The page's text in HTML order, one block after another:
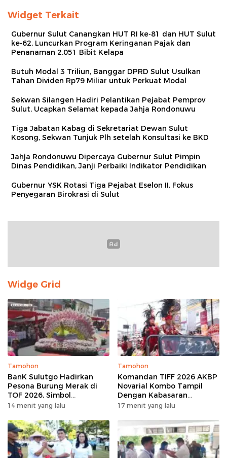
Widget Terkait
Gubernur Sulut Canangkan HUT RI ke-81 dan HUT Sulut
ke-62, Luncurkan Program Keringanan Pajak dan
Penanaman 2.051 Bibit Kelapa
Butuh Modal 3 Triliun, Banggar DPRD Sulut Usulkan
Tahan Dividen Rp79 Miliar untuk Perkuat Modal
Sekwan Silangen Hadiri Pelantikan Pejabat Pemprov
Sulut, Ucapkan Selamat kepada Jahja Rondonuwu
Tiga Jabatan Kabag di Sekretariat Dewan Sulut
Kosong, Sekwan Tunjuk Plh setelah Konsultasi ke BKD
Jahja Rondonuwu Dipercaya Gubernur Sulut Pimpin
Dinas Pendidikan, Janji Perbaiki Indikator Pendidikan
Gubernur YSK Rotasi Tiga Pejabat Eselon II, Fokus
Penyegaran Birokrasi di Sulut
Widge Grid
Tamohon
BanK Sulutgo Hadirkan
Pesona Burung Merak di
TOF 2026, Simbol
Keagungan Dan
14 menit yang lalu
Tamohon
Komandan TIFF 2026 AKBP
Novarial Kombo Tampil
Dengan Kabasaran
Minahasa, Padukan Tugas
17 menit yang lalu